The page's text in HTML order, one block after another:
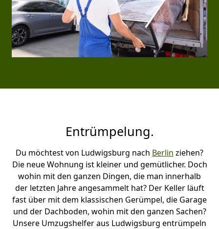
Entrümpelung.
Du möchtest von Ludwigsburg nach Berlin ziehen?
Die neue Wohnung ist kleiner und gemütlicher. Doch
wohin mit den ganzen Dingen, die man innerhalb
der letzten Jahre angesammelt hat? Der Keller läuft
fast über mit dem klassischen Gerümpel, die Garage
und der Dachboden, wohin mit den ganzen Sachen?
Unsere Umzugshelfer aus Ludwigsburg entrümpeln